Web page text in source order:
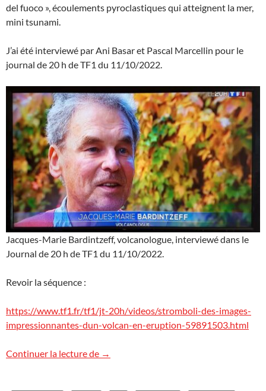
del fuoco », écoulements pyroclastiques qui atteignent la mer,
mini tsunami.
J’ai été interviewé par Ani Basar et Pascal Marcellin pour le
journal de 20 h de TF1 du 11/10/2022.
Jacques-Marie Bardintzeff, volcanologue, interviewé dans le
Journal de 20 h de TF1 du 11/10/2022.
Revoir la séquence :
https://www.tf1.fr/tf1/jt-20h/videos/stromboli-des-images-
impressionnantes-dun-volcan-en-eruption-59891503.html
Continuer la lecture de Le Stromboli sur TF1
→